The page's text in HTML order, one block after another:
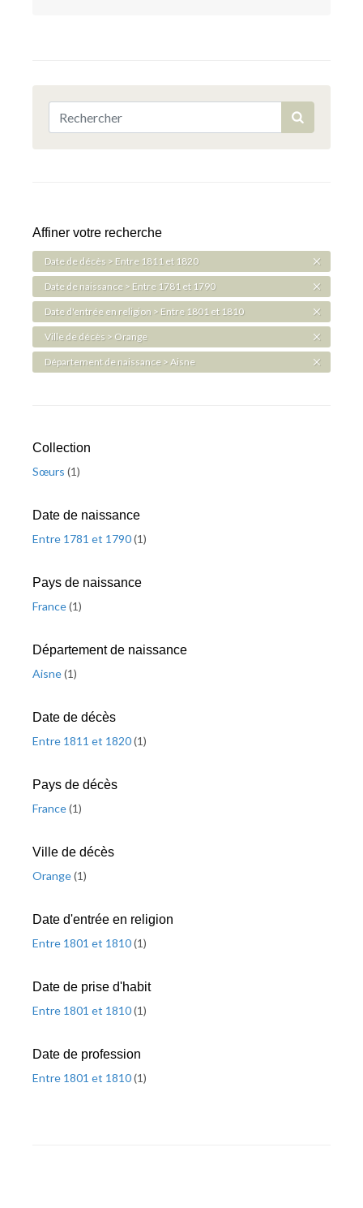
Affiner votre recherche
Date de décès > Entre 1811 et 1820
Date de naissance > Entre 1781 et 1790
Date d'entrée en religion > Entre 1801 et 1810
Ville de décès > Orange
Département de naissance > Aisne
Collection
Sœurs (1)
Date de naissance
Entre 1781 et 1790(1)
Pays de naissance
France(1)
Département de naissance
Aisne(1)
Date de décès
Entre 1811 et 1820(1)
Pays de décès
France(1)
Ville de décès
Orange(1)
Date d'entrée en religion
Entre 1801 et 1810(1)
Date de prise d'habit
Entre 1801 et 1810(1)
Date de profession
Entre 1801 et 1810(1)